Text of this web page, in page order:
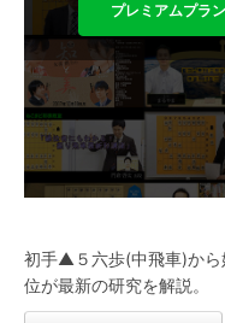
プレミアムプラ
初手▲５六歩(中飛車)から
位が最新の研究を解説。